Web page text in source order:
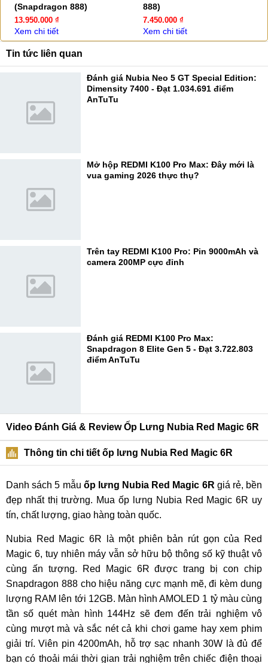
(Snapdragon 888)
13.950.000 ₫
Xem chi tiết
888)
7.450.000 ₫
Xem chi tiết
Tin tức liên quan
Đánh giá Nubia Neo 5 GT Special Edition:
Dimensity 7400 - Đạt 1.034.691 điểm
AnTuTu
Mở hộp REDMI K100 Pro Max: Đây mới là
vua gaming 2026 thực thụ?
Trên tay REDMI K100 Pro: Pin 9000mAh và
camera 200MP cực đỉnh
Đánh giá REDMI K100 Pro Max:
Snapdragon 8 Elite Gen 5 - Đạt 3.722.803
điểm AnTuTu
Video Đánh Giá & Review Ốp Lưng Nubia Red Magic 6R
Thông tin chi tiết ốp lưng Nubia Red Magic 6R
Danh sách 5 mẫu ốp lưng Nubia Red Magic 6R giá rẻ, bền
đẹp nhất thị trường. Mua ốp lưng Nubia Red Magic 6R uy
tín, chất lượng, giao hàng toàn quốc.
Nubia Red Magic 6R là một phiên bản rút gọn của Red
Magic 6, tuy nhiên máy vẫn sở hữu bộ thông số kỹ thuật vô
cùng ấn tượng. Red Magic 6R được trang bị con chip
Snapdragon 888 cho hiệu năng cực mạnh mẽ, đi kèm dung
lượng RAM lên tới 12GB. Màn hình AMOLED 1 tỷ màu cùng
tần số quét màn hình 144Hz sẽ đem đến trải nghiệm vô
cùng mượt mà và sắc nét cả khi chơi game hay xem phim
giải trí. Viên pin 4200mAh, hỗ trợ sạc nhanh 30W là đủ để
bạn có thoải mái thời gian trải nghiệm trên chiếc điện thoại